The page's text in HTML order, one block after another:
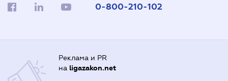
0-800-210-102
Реклама и PR
на ligazakon.net